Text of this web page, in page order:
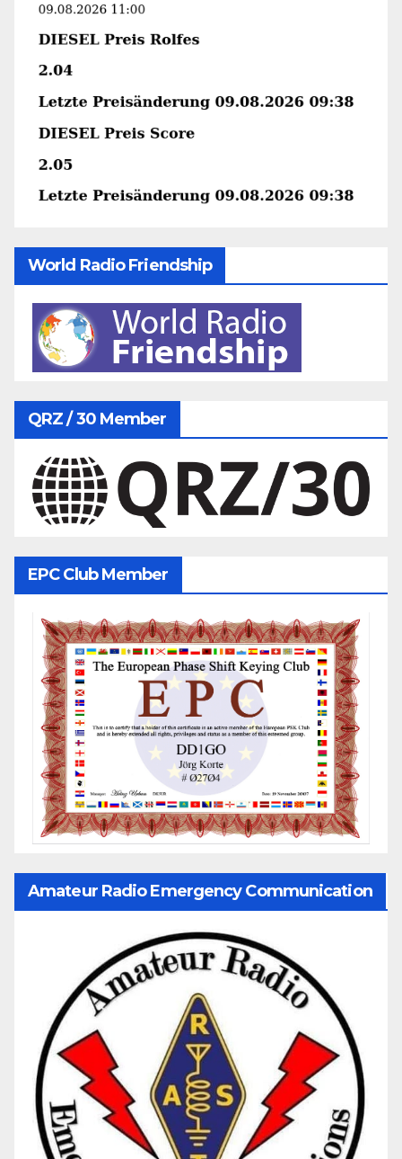
World Radio Friendship
QRZ / 30 Member
EPC Club Member
Amateur Radio Emergency Communication